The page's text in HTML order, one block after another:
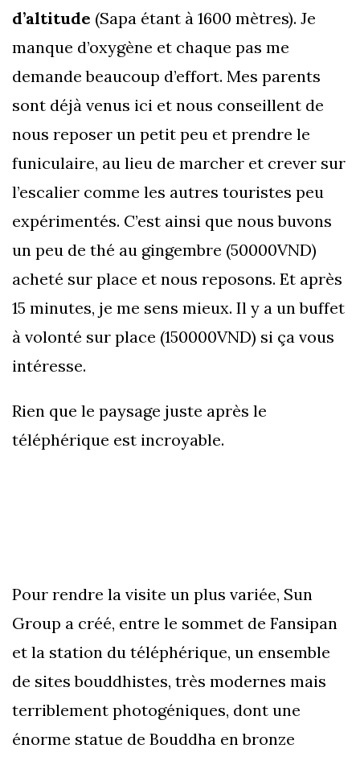
d’altitude (Sapa étant à 1600 mètres). Je
manque d’oxygène et chaque pas me
demande beaucoup d’effort. Mes parents
sont déjà venus ici et nous conseillent de
nous reposer un petit peu et prendre le
funiculaire, au lieu de marcher et crever sur
l’escalier comme les autres touristes peu
expérimentés. C’est ainsi que nous buvons
un peu de thé au gingembre (50000VND)
acheté sur place et nous reposons. Et après
15 minutes, je me sens mieux. Il y a un buffet
à volonté sur place (150000VND) si ça vous
intéresse.
Rien que le paysage juste après le
téléphérique est incroyable.
Pour rendre la visite un plus variée, Sun
Group a créé, entre le sommet de Fansipan
et la station du téléphérique, un ensemble
de sites bouddhistes, très modernes mais
terriblement photogéniques, dont une
énorme statue de Bouddha en bronze